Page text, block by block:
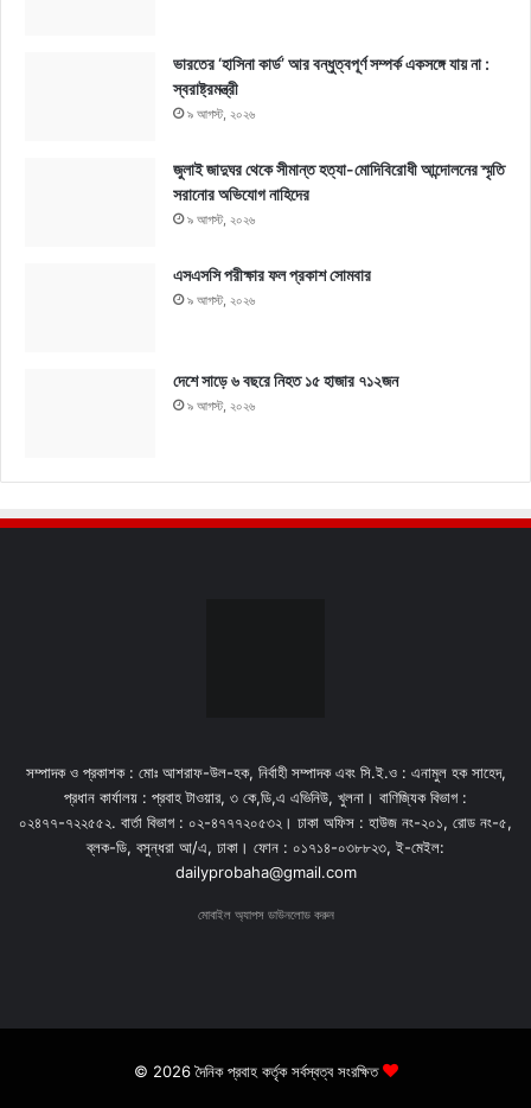
ভারতের ‘হাসিনা কার্ড’ আর বন্ধুত্বপূর্ণ সম্পর্ক একসঙ্গে যায় না :
স্বরাষ্ট্রমন্ত্রী
৯ আগস্ট, ২০২৬
জুলাই জাদুঘর থেকে সীমান্ত হত্যা-মোদিবিরোধী আন্দোলনের স্মৃতি
সরানোর অভিযোগ নাহিদের
৯ আগস্ট, ২০২৬
এসএসসি পরীক্ষার ফল প্রকাশ সোমবার
৯ আগস্ট, ২০২৬
দেশে সাড়ে ৬ বছরে নিহত ১৫ হাজার ৭১২জন
৯ আগস্ট, ২০২৬
সম্পাদক ও প্রকাশক : মোঃ আশরাফ-উল-হক, নির্বাহী সম্পাদক এবং সি.ই.ও : এনামুল হক সাহেদ,
প্রধান কার্যালয় : প্রবাহ টাওয়ার, ৩ কে,ডি,এ এভিনিউ, খুলনা। বাণিজ্যিক বিভাগ :
০২৪৭৭-৭২২৫৫২. বার্তা বিভাগ : ০২-৪৭৭৭২০৫৩২। ঢাকা অফিস : হাউজ নং-২০১, রোড নং-৫,
ব্লক-ডি, বসুন্ধরা আ/এ, ঢাকা। ফোন : ০১৭১৪-০৩৮৮২৩, ই-মেইল:
dailyprobaha@gmail.com
মোবাইল অ্যাপস ডাউনলোড করুন
© 2026 দৈনিক প্রবাহ কর্তৃক সর্বস্বত্ব সংরক্ষিত